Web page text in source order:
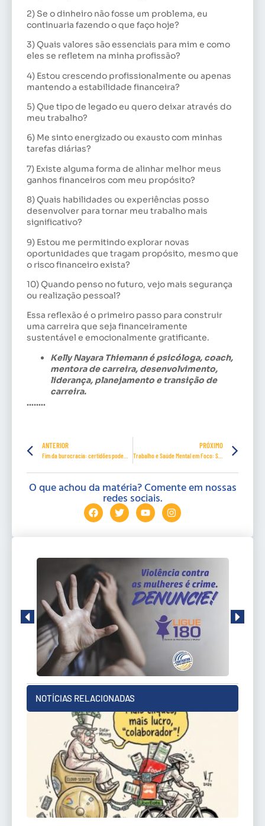
2) Se o dinheiro não fosse um problema, eu
continuaria fazendo o que faço hoje?
3) Quais valores são essenciais para mim e como
eles se refletem na minha profissão?
4) Estou crescendo profissionalmente ou apenas
mantendo a estabilidade financeira?
5) Que tipo de legado eu quero deixar através do
meu trabalho?
6) Me sinto energizado ou exausto com minhas
tarefas diárias?
7) Existe alguma forma de alinhar melhor meus
ganhos financeiros com meu propósito?
8) Quais habilidades ou experiências posso
desenvolver para tornar meu trabalho mais
significativo?
9) Estou me permitindo explorar novas
oportunidades que tragam propósito, mesmo que
o risco financeiro exista?
10) Quando penso no futuro, vejo mais segurança
ou realização pessoal?
Essa reflexão é o primeiro passo para construir
uma carreira que seja financeiramente
sustentável e emocionalmente gratificante.
Kelly Nayara Thiemann é psicóloga, coach,
mentora de carreira, desenvolvimento,
liderança, planejamento e transição de
carreira.
……..
ANTERIOR PRÓXIMO
Trabalho e Saúde Mental em Foco: Seminário reúne milhares em BH e online
O que achou da matéria? Comente em nossas
redes sociais.
NOTÍCIAS RELACIONADAS